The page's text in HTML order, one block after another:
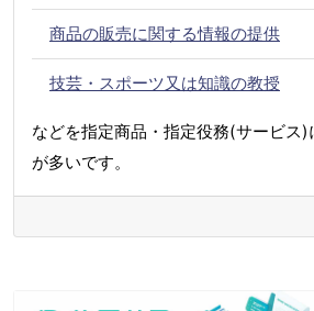
商品の販売に関する情報の提供
技芸・スポーツ又は知識の教授
などを指定商品・指定役務(サービス
が多いです。